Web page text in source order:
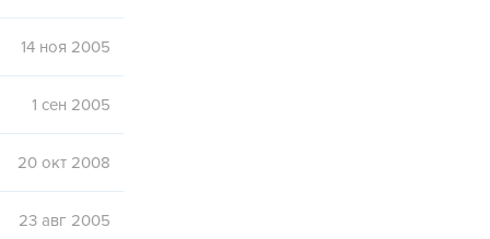
14 ноя 2005
1 сен 2005
20 окт 2008
23 авг 2005